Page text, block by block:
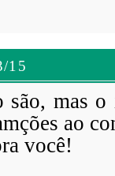
15
são, mas
ao
você!